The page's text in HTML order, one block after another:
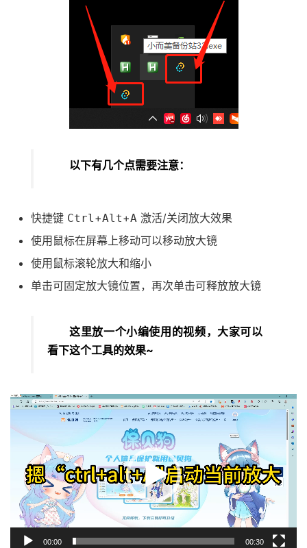
以下有几个点需要注意：
快捷键 Ctrl+Alt+A 激活/关闭放大效果
使用鼠标在屏幕上移动可以移动放大镜
使用鼠标滚轮放大和缩小
单击可固定放大镜位置，再次单击可释放放大镜
这里放一个小编使用的视频，大家可以
看下这个工具的效果~
视
00:00 00:30